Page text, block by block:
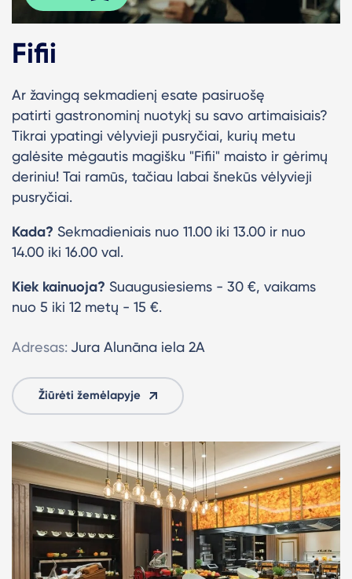
Fifii
Ar žavingą sekmadienį esate pasiruošę
patirti gastronominį nuotykį su savo artimaisiais?
Tikrai ypatingi vėlyvieji pusryčiai, kurių metu
galėsite mėgautis magišku "Fifii" maisto ir gėrimų
deriniu! Tai ramūs, tačiau labai šnekūs vėlyvieji
pusryčiai.
Kada? Sekmadieniais nuo 11.00 iki 13.00 ir nuo
14.00 iki 16.00 val.
Kiek kainuoja? Suaugusiesiems - 30 €, vaikams
nuo 5 iki 12 metų - 15 €.
Adresas: Jura Alunāna iela 2A
Žiūrėti žemėlapyje